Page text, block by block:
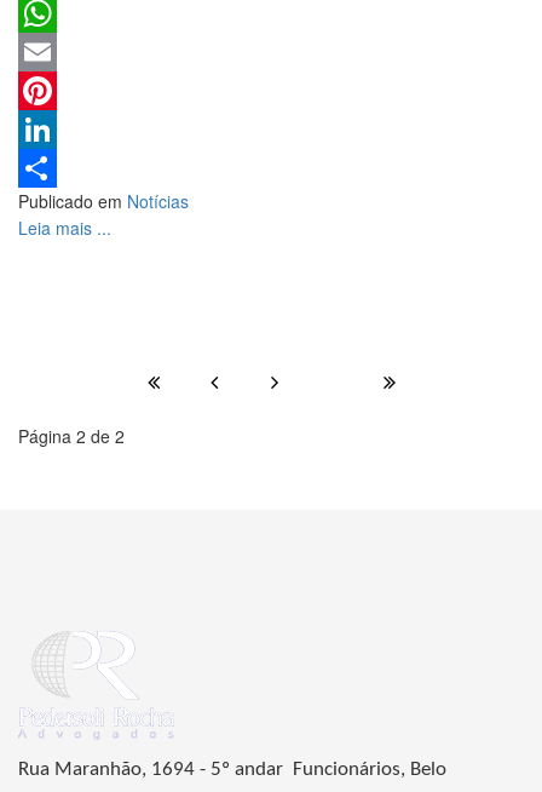
Twitter
WhatsApp
Email
Pinterest
LinkedIn
Share
Publicado em Notícias
Leia mais ...
Página 2 de 2
Rua Maranhão, 1694 - 5º andar Funcionários, Belo